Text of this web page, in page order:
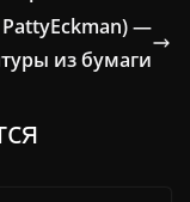
—
из бумаги